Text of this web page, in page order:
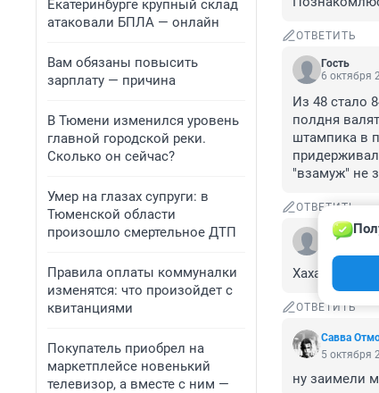
Екатеринбурге крупный склад
атаковали БПЛА — онлайн
Вам обязаны повысить
зарплату — причина
В Тюмени изменился уровень
главной городской реки.
Сколько он сейчас?
Умер на глазах супруги: в
Тюменской области
произошло смертельное ДТП
Правила оплаты коммуналки
изменятся: что произойдет с
квитанциями
Покупатель приобрел на
маркетплейсе новенький
телевизор, а вместе с ним —
ОТВЕТИТЬ
Гость
6 октября
Из 48 стало
полдня
штампика в
"взамуж" не
ОТВЕТИТЬ
Гость
Хаха, ныне
ОТВЕТИТЬ
Савва
5 октября
ну заимели